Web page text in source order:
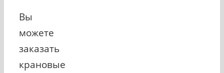
Вы
можете
заказать
крановые